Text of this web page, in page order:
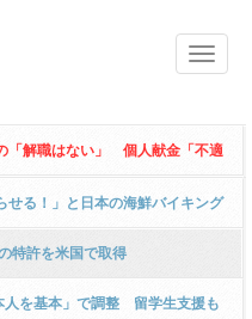
「解職はない」 個人献金「不適
せる！」と日本の海鮮バイキング
威圧したりするような場面も
特許を米国で取得
人を基本」で調整 留学生支援も